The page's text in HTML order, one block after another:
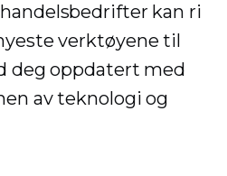
kan ri
verktøyene til
deg oppdatert med
av teknologi og